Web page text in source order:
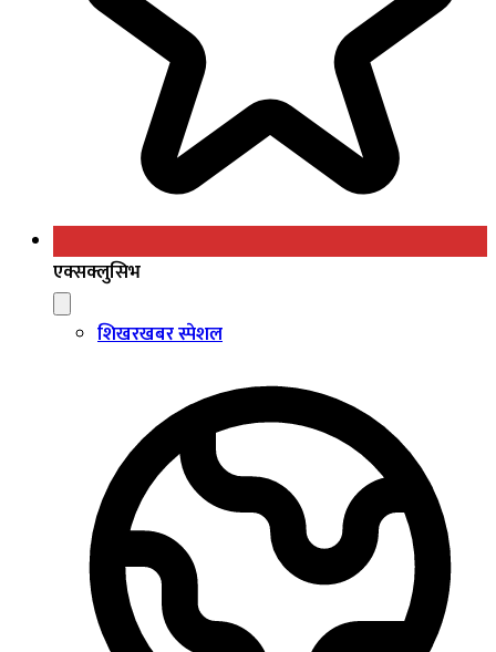
एक्सक्लुसिभ
शिखरखबर स्पेशल